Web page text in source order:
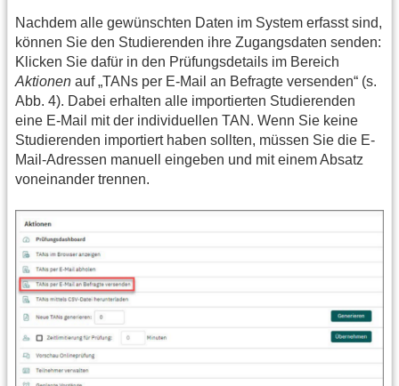
Nachdem alle gewünschten Daten im System erfasst sind,
können Sie den Studierenden ihre Zugangsdaten senden:
Klicken Sie dafür in den Prüfungsdetails im Bereich
Aktionen auf „TANs per E-Mail an Befragte versenden“ (s.
Abb. 4). Dabei erhalten alle importierten Studierenden
eine E-Mail mit der individuellen TAN. Wenn Sie keine
Studierenden importiert haben sollten, müssen Sie die E-
Mail-Adressen manuell eingeben und mit einem Absatz
voneinander trennen.